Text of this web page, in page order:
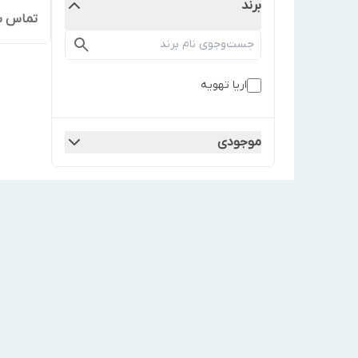
برند
اریا تهویه
موجودی
تماس